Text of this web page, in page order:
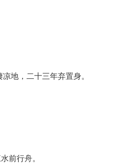
地，二十三年弃置身。
前行舟。